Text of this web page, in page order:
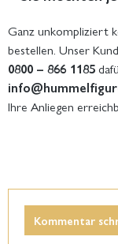
Ganz unkompliziert
bestellen. Unser
0800 – 866 1185
Ihre Anliegen
Kommentar